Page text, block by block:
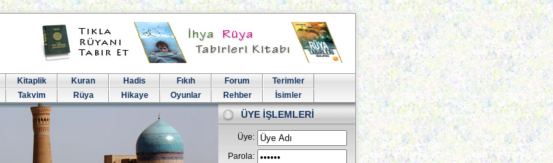
Kitaplik Kuran Hadis Fıkıh Forum
Terimler
Takvim Rüya Hikaye Oyunlar Rehber İsimler
ÜYE İŞLEMLERİ
Üye:
Parola: